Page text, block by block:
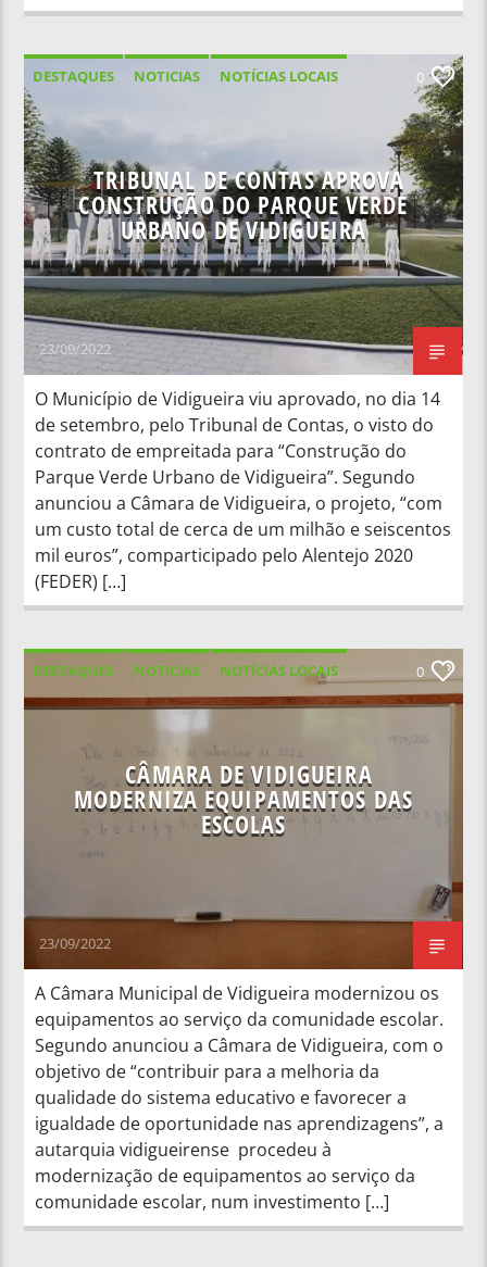
DESTAQUES NOTICIAS
NOTÍCIAS LOCAIS
NOTÍCIAS NACIONAIS
0
TRIBUNAL DE CONTAS APROVA
CONSTRUÇÃO DO PARQUE VERDE
URBANO DE VIDIGUEIRA
23/09/2022
O Município de Vidigueira viu aprovado, no dia 14
de setembro, pelo Tribunal de Contas, o visto do
contrato de empreitada para “Construção do
Parque Verde Urbano de Vidigueira”. Segundo
anunciou a Câmara de Vidigueira, o projeto, “com
um custo total de cerca de um milhão e seiscentos
mil euros”, comparticipado pelo Alentejo 2020
(FEDER) […]
DESTAQUES NOTICIAS
NOTÍCIAS LOCAIS
NOTÍCIAS NACIONAIS
0
CÂMARA DE VIDIGUEIRA
MODERNIZA EQUIPAMENTOS DAS
ESCOLAS
23/09/2022
A Câmara Municipal de Vidigueira modernizou os
equipamentos ao serviço da comunidade escolar.
Segundo anunciou a Câmara de Vidigueira, com o
objetivo de “contribuir para a melhoria da
qualidade do sistema educativo e favorecer a
igualdade de oportunidade nas aprendizagens”, a
autarquia vidigueirense procedeu à
modernização de equipamentos ao serviço da
comunidade escolar, num investimento […]